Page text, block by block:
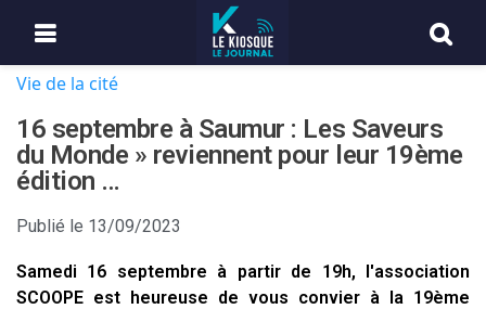
Vie de la cité
16 septembre à Saumur : Les Saveurs
du Monde » reviennent pour leur 19ème
édition …
Publié le 13/09/2023
Samedi 16 septembre à partir de 19h, l'association
SCOOPE est heureuse de vous convier à la 19ème